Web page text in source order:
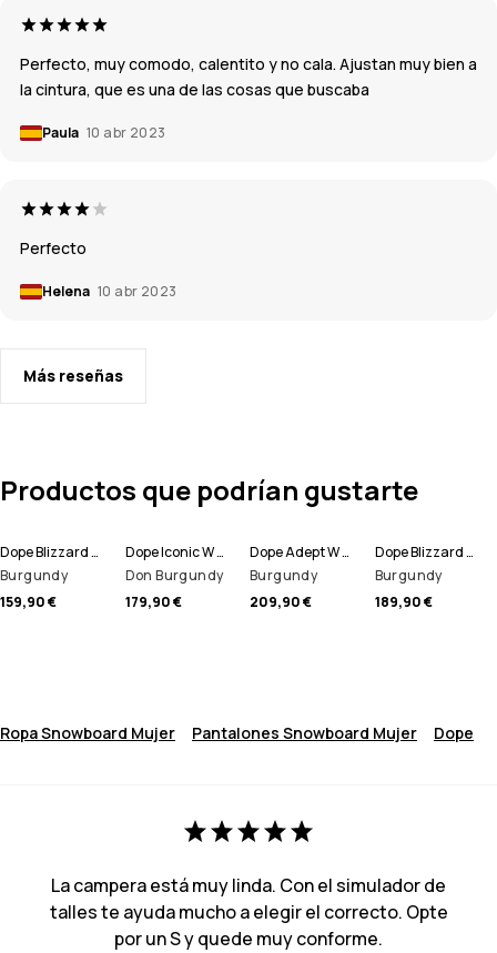
Perfecto, muy comodo, calentito y no cala. Ajustan muy bien a
la cintura, que es una de las cosas que buscaba
Paula 10 abr 2023
Perfecto
Helena 10 abr 2023
Más reseñas
Productos que podrían gustarte
Dope Blizzard W 2024 Pantalones Snowboard Mujer
Burgundy
159,90 €
Dope Iconic W Pantalones Snowboard Mujer
Don Burgundy
179,90 €
Dope Adept W Chaqueta Snowboard Mujer
Burgundy
209,90 €
Dope Blizzard W Chaqueta Snowboard Mujer
Burgundy
189,90 €
Ropa Snowboard Mujer Pantalones Snowboard Mujer Dope
La campera está muy linda. Con el simulador de
talles te ayuda mucho a elegir el correcto. Opte
por un S y quede muy conforme.